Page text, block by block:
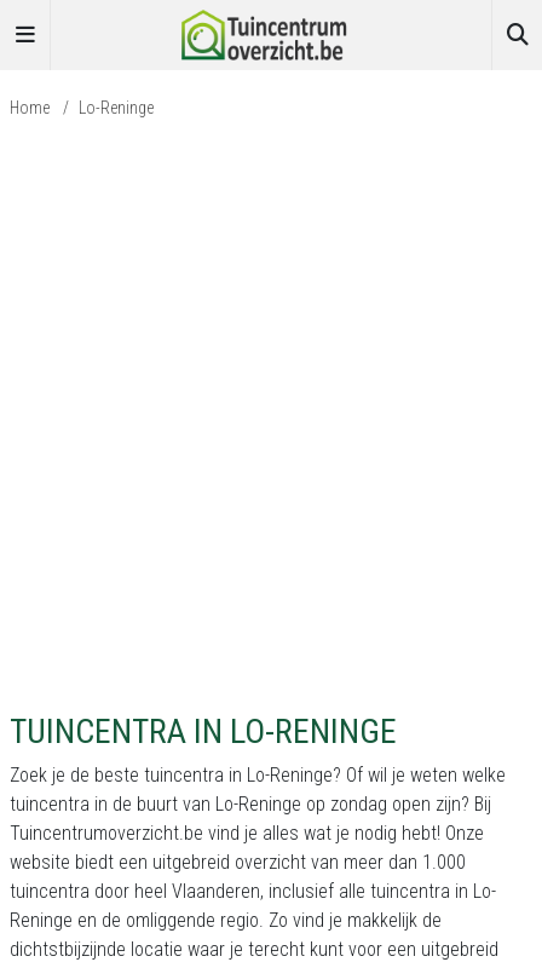
Home / Lo-Reninge
TUINCENTRA IN LO-RENINGE
Zoek je de beste tuincentra in Lo-Reninge? Of wil je weten welke
tuincentra in de buurt van Lo-Reninge op zondag open zijn? Bij
Tuincentrumoverzicht.be vind je alles wat je nodig hebt! Onze
website biedt een uitgebreid overzicht van meer dan 1.000
tuincentra door heel Vlaanderen, inclusief alle tuincentra in Lo-
Reninge en de omliggende regio. Zo vind je makkelijk de
dichtstbijzijnde locatie waar je terecht kunt voor een uitgebreid